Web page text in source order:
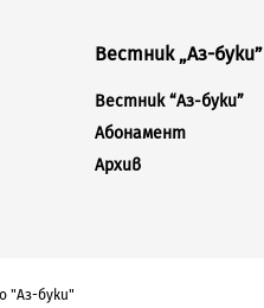
Вестник „Аз-буки”
Вестник “Аз-буки”
Абонамент
Архив
"Аз-буки"